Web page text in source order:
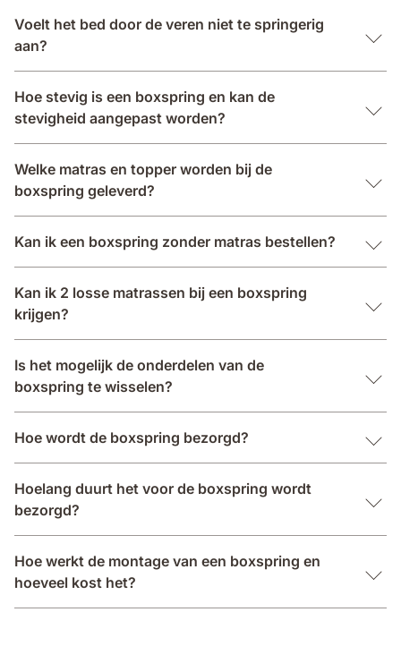
Voelt het bed door de veren niet te springerig
aan?
Hoe stevig is een boxspring en kan de
stevigheid aangepast worden?
Welke matras en topper worden bij de
boxspring geleverd?
Kan ik een boxspring zonder matras bestellen?
Kan ik 2 losse matrassen bij een boxspring
krijgen?
Is het mogelijk de onderdelen van de
boxspring te wisselen?
Hoe wordt de boxspring bezorgd?
Hoelang duurt het voor de boxspring wordt
bezorgd?
Hoe werkt de montage van een boxspring en
hoeveel kost het?